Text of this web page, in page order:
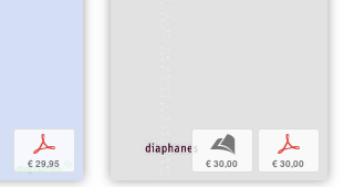
p
€ 29,95
b
€ 30,00
p
€ 30,00